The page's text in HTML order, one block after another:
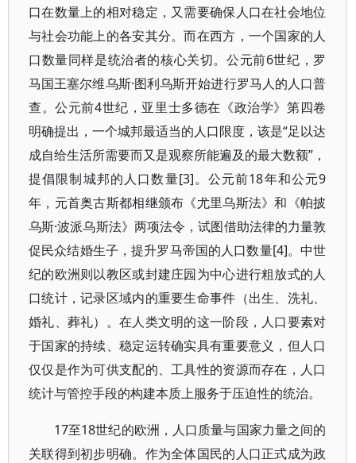
口在数量上的相对稳定，又需要确保人口在社会地位
与社会功能上的各安其分。而在西方，一个国家的人
口数量同样是统治者的核心关切。公元前6世纪，罗
马国王塞尔维乌斯·图利乌斯开始进行罗马人的人口普
查。公元前4世纪，亚里士多德在《政治学》第四卷
明确提出，一个城邦最适当的人口限度，该是“足以达
成自给生活所需要而又是观察所能遍及的最大数额”，
提倡限制城邦的人口数量[3]。公元前18年和公元9
年，元首奥古斯都相继颁布《尤里乌斯法》和《帕披
乌斯·波派乌斯法》两项法令，试图借助法律的力量敦
促民众结婚生子，提升罗马帝国的人口数量[4]。中世
纪的欧洲则以教区或封建庄园为中心进行粗放式的人
口统计，记录区域内的重要生命事件（出生、洗礼、
婚礼、葬礼）。在人类文明的这一阶段，人口要素对
于国家的持续、稳定运转确实具有重要意义，但人口
仅仅是作为可供支配的、工具性的资源而存在，人口
统计与管控手段的构建本质上服务于压迫性的统治。
17至18世纪的欧洲，人口质量与国家力量之间的
关联得到初步明确。作为全体国民的人口正式成为政